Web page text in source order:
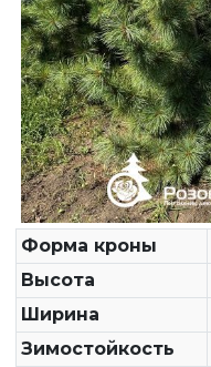
Форма кроны
Высота
Ширина
Зимостойкость